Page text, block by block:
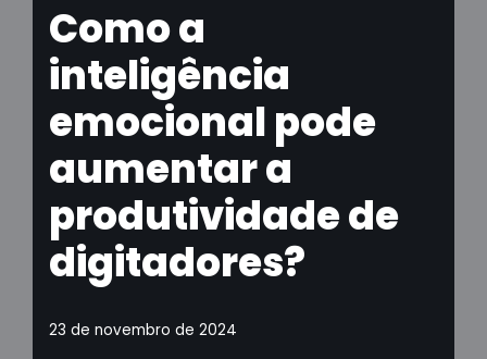
Como a
inteligência
emocional pode
aumentar a
produtividade de
digitadores?
23 de novembro de 2024